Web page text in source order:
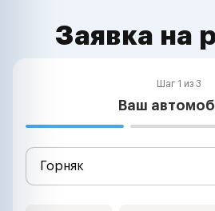
Заявка на
Шаг 1 из 3
Ваш